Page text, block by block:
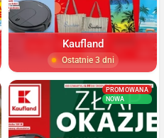
Kaufland
Ostatnie 3 dni
PROMOWANA
NOWA